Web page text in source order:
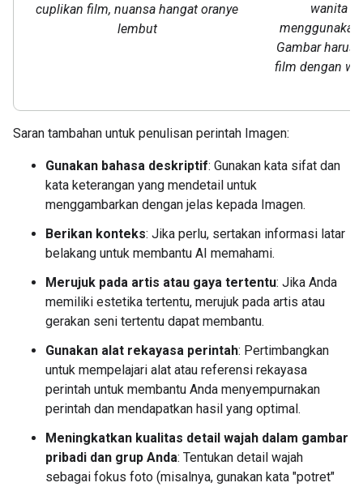
cuplikan film, nuansa hangat oranye
lembut
wanita
Gambar harus
film dengan
Saran tambahan untuk penulisan perintah Imagen:
Gunakan bahasa deskriptif: Gunakan kata sifat dan
kata keterangan yang mendetail untuk
menggambarkan dengan jelas kepada Imagen.
Berikan konteks: Jika perlu, sertakan informasi latar
belakang untuk membantu AI memahami.
Merujuk pada artis atau gaya tertentu: Jika Anda
memiliki estetika tertentu, merujuk pada artis atau
gerakan seni tertentu dapat membantu.
Gunakan alat rekayasa perintah: Pertimbangkan
untuk mempelajari alat atau referensi rekayasa
perintah untuk membantu Anda menyempurnakan
perintah dan mendapatkan hasil yang optimal.
Meningkatkan kualitas detail wajah dalam gambar
pribadi dan grup Anda: Tentukan detail wajah
sebagai fokus foto (misalnya, gunakan kata "potret"